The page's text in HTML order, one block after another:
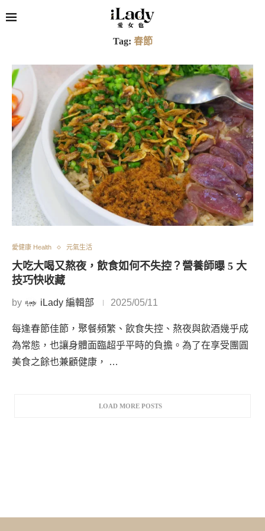
Tag: 春節
愛健康 Health 元氣生活
大吃大喝又熬夜，飲食如何不失控？營養師曝 5 大
技巧快收藏
by iLady 編輯部 2025/05/11
每逢春節佳節，聚餐頻繁、飲食失控、熬夜與飲酒幾乎成
為常態，也讓身體面臨超乎平時的負擔。為了在享受團圓
美食之餘也兼顧健康， …
LOAD MORE POSTS